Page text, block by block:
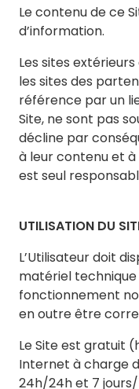
Le contenu de ce
d’information.
Les sites
les sites des
référence par un
Site, ne sont pas
décline par
à leur contenu et à
est seul
UTILISATION DU
L’Utilisateur doit
matériel
fonctionnement
en outre être
Le Site est gratuit
Internet à charge
24h/24h et 7 jours/